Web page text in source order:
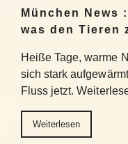
München News
was den Tieren
Heiße Tage, warme
sich stark
Fluss jetzt.
Weiterlesen